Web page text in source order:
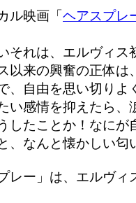
ル映画「 ヘアスプレ
それは、エルヴィス
以来の興奮の正体は
、自由を思い切り
い感情を抑えたら、
したことか！なに
、なんと懐かしい匂
レー」は、エルヴ